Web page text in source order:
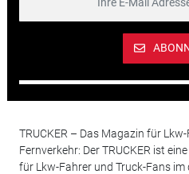
TRUCKER – Das Magazin für
Fernverkehr: Der TRUCKER ist
für Lkw-Fahrer und Truck-Fans